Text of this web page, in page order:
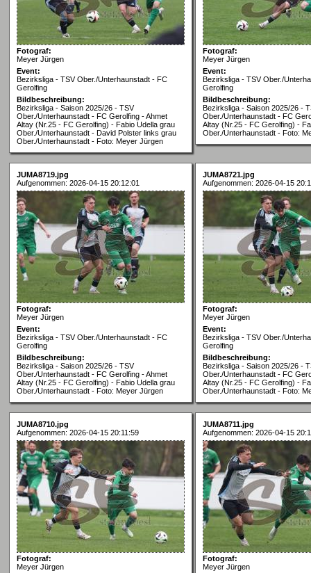
Fotograf:
Meyer Jürgen
Event:
Bezirksliga - TSV Ober./Unterhaunstadt - FC
Gerolfing
Bildbeschreibung:
Bezirksliga - Saison 2025/26 - TSV
Ober./Unterhaunstadt - FC Gerolfing - Ahmet
Altay (Nr.25 - FC Gerolfing) - Fabio Udella grau
Ober./Unterhaunstadt - David Polster links grau
Ober./Unterhaunstadt - Foto: Meyer Jürgen
Fotograf:
Meyer Jürgen
Event:
Bezirksliga - TSV Ober./
Gerolfing
Bildbeschreibung:
Bezirksliga - Saison 2025/26 -
Ober./Unterhaunstadt - FC
Altay (Nr.25 - FC Gerolfing) -
Ober./Unterhaunstadt - Foto:
JUMA8719.jpg
Aufgenommen: 2026-04-15 20:12:01
Fotograf:
Meyer Jürgen
Event:
Bezirksliga - TSV Ober./Unterhaunstadt - FC
Gerolfing
Bildbeschreibung:
Bezirksliga - Saison 2025/26 - TSV
Ober./Unterhaunstadt - FC Gerolfing - Ahmet
Altay (Nr.25 - FC Gerolfing) - Fabio Udella grau
Ober./Unterhaunstadt - Foto: Meyer Jürgen
JUMA8721.jpg
Aufgenommen: 2026-04-15
Fotograf:
Meyer Jürgen
Event:
Bezirksliga - TSV Ober./
Gerolfing
Bildbeschreibung:
Bezirksliga - Saison 2025/26 -
Ober./Unterhaunstadt - FC
Altay (Nr.25 - FC Gerolfing) -
Ober./Unterhaunstadt - Foto:
JUMA8710.jpg
Aufgenommen: 2026-04-15 20:11:59
Fotograf:
Meyer Jürgen
JUMA8711.jpg
Aufgenommen: 2026-04-15
Fotograf:
Meyer Jürgen